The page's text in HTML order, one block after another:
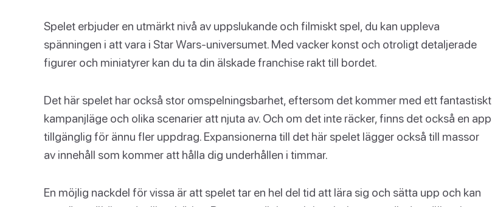
Spelet erbjuder en utmärkt nivå av uppslukande och filmiskt spel, du kan uppleva
spänningen i att vara i Star Wars-universumet. Med vacker konst och otroligt detaljerade
figurer och miniatyrer kan du ta din älskade franchise rakt till bordet.
Det här spelet har också stor omspelningsbarhet, eftersom det kommer med ett fantastiskt
kampanjläge och olika scenarier att njuta av. Och om det inte räcker, finns det också en app
tillgänglig för ännu fler uppdrag. Expansionerna till det här spelet lägger också till massor
av innehåll som kommer att hålla dig underhållen i timmar.
En möjlig nackdel för vissa är att spelet tar en hel del tid att lära sig och sätta upp och kan